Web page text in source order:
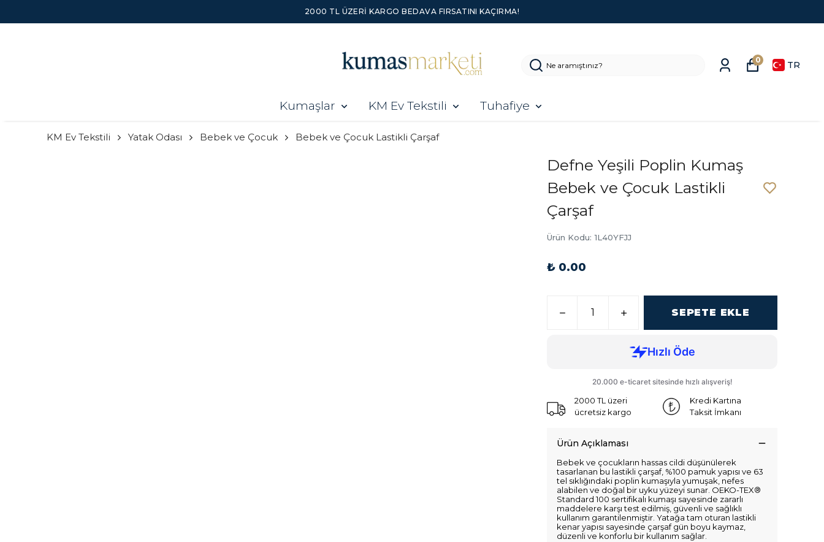
2000 TL ÜZERI KARGO BEDAVA FIRSATINI KAÇIRMA!
Kumaşlar KM Ev Tekstili Tuhafiye
0 TR
KM Ev Tekstili Yatak Odası Bebek ve Çocuk Bebek ve Çocuk Lastikli Çarşaf
Defne Yeşili Poplin Kumaş
Bebek ve Çocuk Lastikli
Çarşaf
Ürün Kodu: 1L40YFJJ
₺ 0.00
SEPETE EKLE
2000 TL üzeri
ücretsiz kargo
Kredi Kartına
Taksit İmkanı
Ürün Açıklaması
Bebek ve çocukların hassas cildi düşünülerek
tasarlanan bu lastikli çarşaf, %100 pamuk yapısı ve 63
tel sıklığındaki poplin kumaşıyla yumuşak, nefes
alabilen ve doğal bir uyku yüzeyi sunar. OEKO-TEX®
Standard 100 sertifikalı kumaşı sayesinde zararlı
maddelere karşı test edilmiş, güvenli ve sağlıklı
kullanım garantilenmiştir. Yatağa tam oturan lastikli
kenar yapısı sayesinde çarşaf gün boyu kaymaz,
düzenli ve konforlu bir kullanım sağlar.